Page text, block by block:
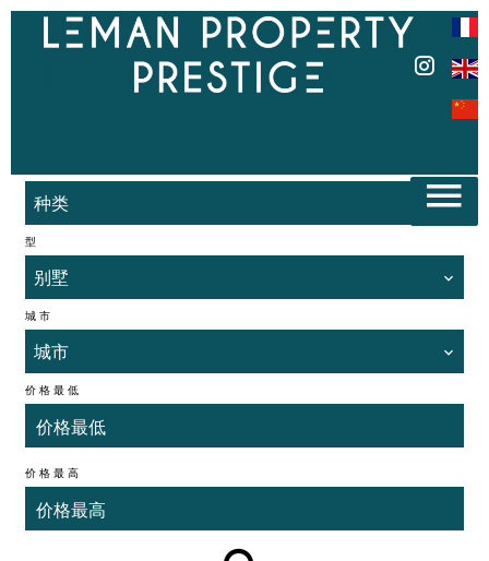
种类
型
别墅
城市
城市
价格最低
价格最高